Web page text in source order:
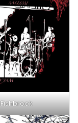
Fishbrook